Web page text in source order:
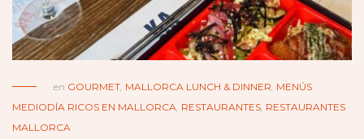
en GOURMET MALLORCA LUNCH & DINNER MENÚS
MEDIODÍA RICOS EN MALLORCA RESTAURANTES RESTAURANTES
MALLORCA